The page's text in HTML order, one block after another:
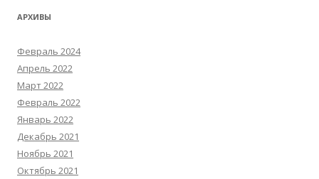
АРХИВЫ
Февраль 2024
Апрель 2022
Март 2022
Февраль 2022
Январь 2022
Декабрь 2021
Ноябрь 2021
Октябрь 2021